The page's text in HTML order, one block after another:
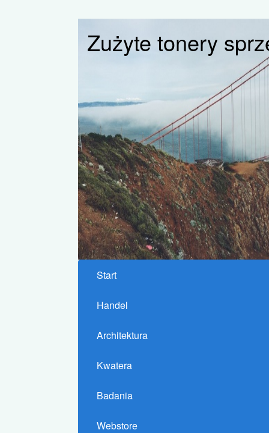
Zużyte tonery
Start
Handel
Architektura
Kwatera
Badania
Webstore